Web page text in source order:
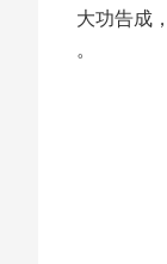
大功告成
。